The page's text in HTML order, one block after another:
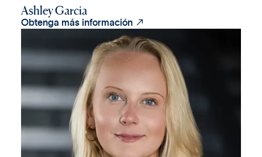
Ashley Garcia
Obtenga más información 